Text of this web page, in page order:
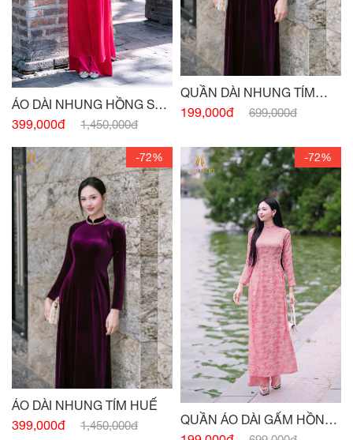
ÁO DÀI NHUNG HỒNG SEN
ĐẬM
399,000đ 1,450,000đ
QUẦN DÀI NHUNG TÍM
HUẾ
199,000đ 699,000đ
-72%
ÁO DÀI NHUNG TÍM HUẾ
399,000đ
1,450,000đ
-72%
QUẦN ÁO DÀI GẤM HỒNG
HỌA TIẾT